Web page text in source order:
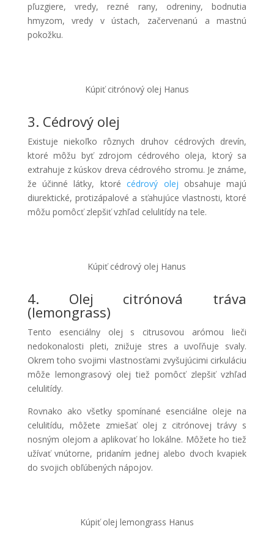
pľuzgiere, vredy, rezné rany, odreniny, bodnutia
hmyzom, vredy v ústach, začervenanú a mastnú
pokožku.
Kúpiť citrónový olej Hanus
3. Cédrový olej
Existuje niekoľko rôznych druhov cédrových drevín,
ktoré môžu byť zdrojom cédrového oleja, ktorý sa
extrahuje z kúskov dreva cédrového stromu. Je známe,
že účinné látky, ktorécédrový olej obsahuje majú
diurektické, protizápalové a sťahujúce vlastnosti, ktoré
môžu pomôcť zlepšiť vzhľad celulitídy na tele.
Kúpiť cédrový olej Hanus
4. Olej citrónová tráva
(lemongrass)
Tento esenciálny olej s citrusovou arómou lieči
nedokonalosti pleti, znižuje stres a uvoľňuje svaly.
Okrem toho svojimi vlastnosťami zvyšujúcimi cirkuláciu
môže lemongrasový olej tiež pomôcť zlepšiť vzhľad
celulitídy.
Rovnako ako všetky spomínané esenciálne oleje na
celulitídu, môžete zmiešať olej z citrónovej trávy s
nosným olejom a aplikovať ho lokálne. Môžete ho tiež
užívať vnútorne, pridaním jednej alebo dvoch kvapiek
do svojich obľúbených nápojov.
Kúpiť olej lemongrass Hanus